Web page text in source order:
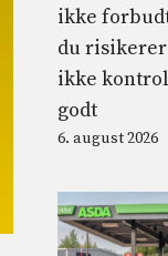
ikke
du
ikke
godt
6. august 2026